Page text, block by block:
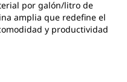
por galón/litro de
amplia que redefine el
y productividad